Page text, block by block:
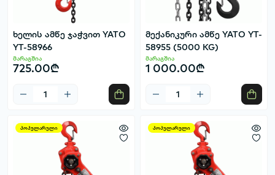
ხელის ამწე ჯაჭვით YATO
YT-58966
მარაგშია
725.00₾
მექანიკური ამწე YATO YT-
58955 (5000 KG)
მარაგშია
1 000.00₾
პოპულარული პოპულარული